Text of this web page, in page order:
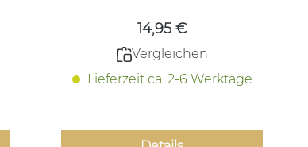
14,95 €
Vergleichen
Lieferzeit ca. 2-6 Werktage